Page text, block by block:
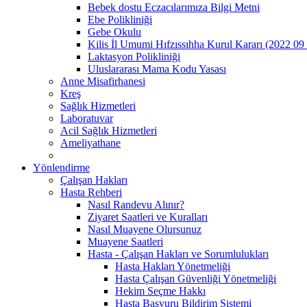
Bebek dostu Eczacılarımıza Bilgi Metni
Ebe Polikliniği
Gebe Okulu
Kilis İl Umumi Hıfzıssıhha Kurul Kararı (2022 09
Laktasyon Polikliniği
Uluslararası Mama Kodu Yasası
Anne Misafirhanesi
Kreş
Sağlık Hizmetleri
Laboratuvar
Acil Sağlık Hizmetleri
Ameliyathane
Yönlendirme
Çalışan Hakları
Hasta Rehberi
Nasıl Randevu Alınır?
Ziyaret Saatleri ve Kuralları
Nasıl Muayene Olursunuz
Muayene Saatleri
Hasta - Çalışan Hakları ve Sorumlulukları
Hasta Hakları Yönetmeliği
Hasta Çalışan Güvenliği Yönetmeliği
Hekim Seçme Hakkı
Hasta Başvuru Bildirim Sistemi